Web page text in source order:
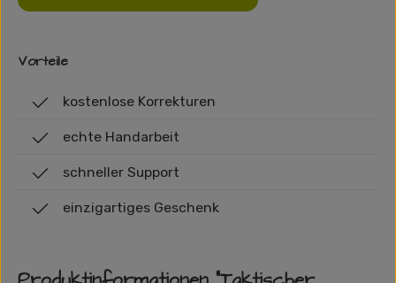
Vorteile
kostenlose Korrekturen
echte Handarbeit
schneller Support
einzigartiges Geschenk